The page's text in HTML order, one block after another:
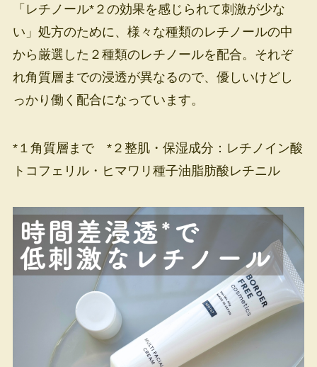
「レチノール*２の効果を感じられて刺激が少な
い」処方のために、様々な種類のレチノールの中
から厳選した２種類のレチノールを配合。それぞ
れ角質層までの浸透が異なるので、優しいけどし
っかり働く配合になっています。
*１角質層まで *２整肌・保湿成分：レチノイン酸
トコフェリル・ヒマワリ種子油脂肪酸レチニル